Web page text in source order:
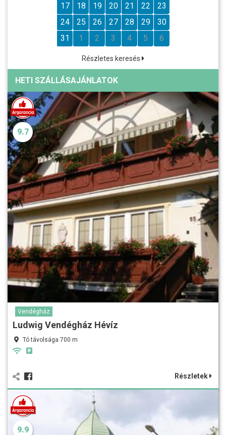
17
18 19 20 21 22
23
24
25 26 27 28 29
30
31
1 2 3 4 5 6
Részletes keresés
HETI SZÁLLÁSAJÁNLATOK
9.7
Vendégház
Ludwig Vendégház Hévíz
Tó távolsága 700 m
Részletek
9.9